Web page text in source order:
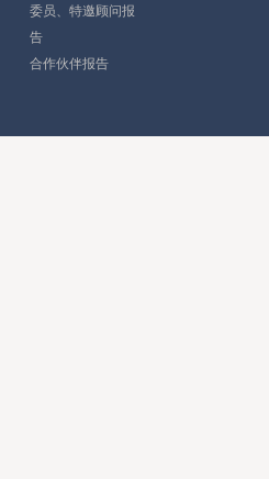
委员、特邀顾问报
告
合作伙伴报告